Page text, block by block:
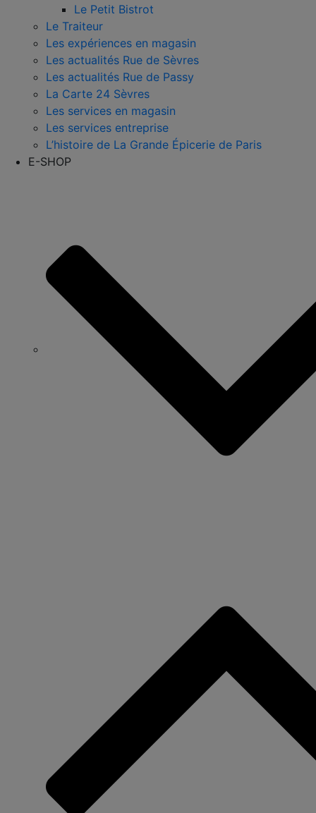
Le Petit Bistrot
Le Traiteur
Les expériences en magasin
Les actualités Rue de Sèvres
Les actualités Rue de Passy
La Carte 24 Sèvres
Les services en magasin
Les services entreprise
L’histoire de La Grande Épicerie de Paris
E-SHOP